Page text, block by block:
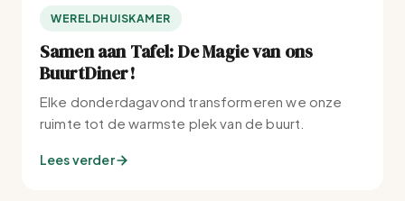
WERELDHUISKAMER
Samen aan Tafel: De Magie van ons
BuurtDiner!
Elke donderdagavond transformeren we onze
ruimte tot de warmste plek van de buurt.
Lees verder